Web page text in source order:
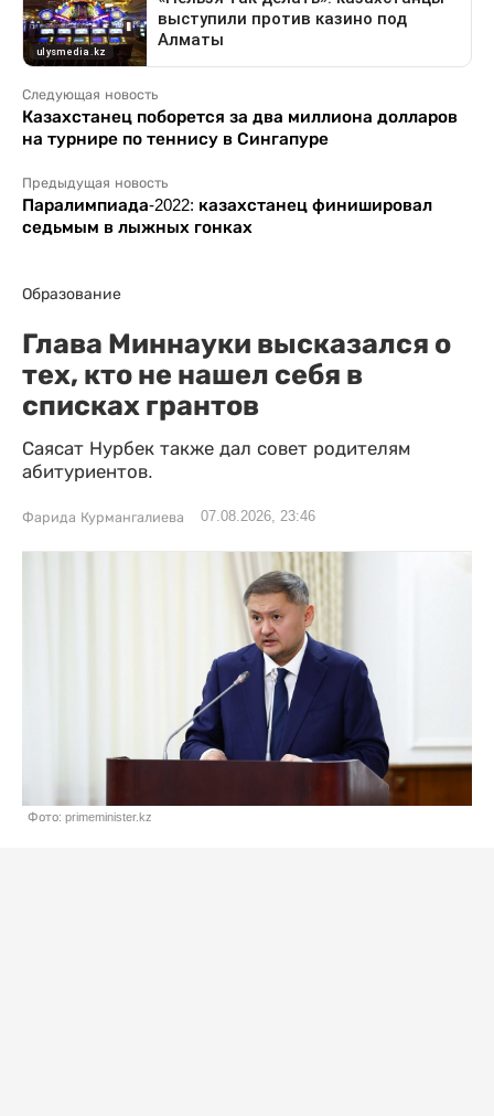
Следующая новость
Казахстанец поборется за два миллиона долларов
на турнире по теннису в Сингапуре
Предыдущая новость
Паралимпиада-2022: казахстанец финишировал
седьмым в лыжных гонках
Образование
Глава Миннауки высказался о
тех, кто не нашел себя в
списках грантов
Саясат Нурбек также дал совет родителям
абитуриентов.
Фарида Курмангалиева 07.08.2026, 23:46
Фото: primeminister.kz